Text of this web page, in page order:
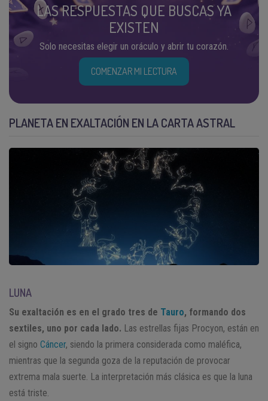
LAS RESPUESTAS QUE BUSCAS YA
EXISTEN
Solo necesitas elegir un oráculo y abrir tu corazón.
COMENZAR MI LECTURA
PLANETA EN EXALTACIÓN EN LA CARTA ASTRAL
LUNA
Su exaltación es en el grado tres de Tauro, formando dos
sextiles, uno por cada lado. Las estrellas fijas Procyon, están en
el signo Cáncer, siendo la primera considerada como maléfica,
mientras que la segunda goza de la reputación de provocar
extrema mala suerte. La interpretación más clásica es que la luna
está triste.